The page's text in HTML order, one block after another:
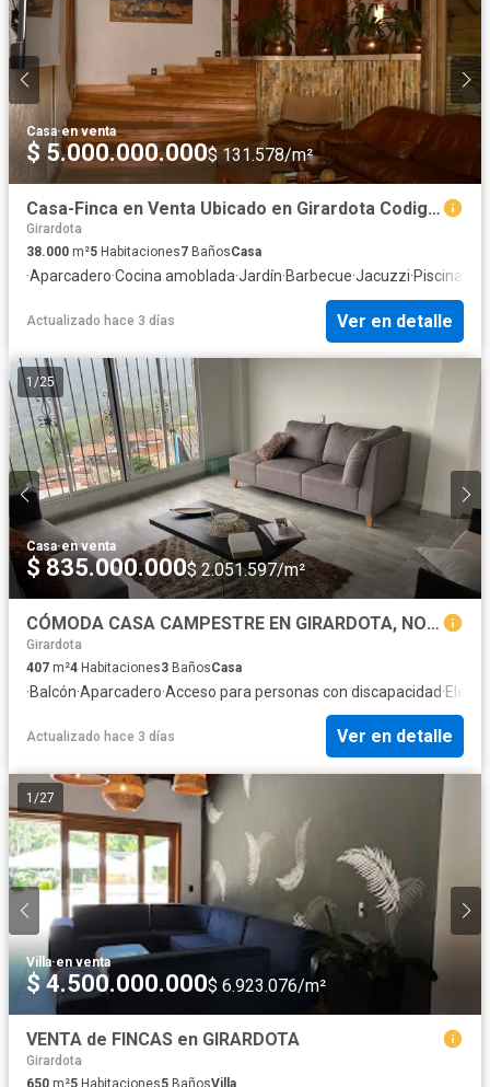
Casa·en venta
$ 5.000.000.000$ 131.578/m²
Casa-Finca en Venta Ubicado en Girardota Codigo 1807
Girardota
38.000 m²5 Habitaciones7 BañosCasa
·Aparcadero·Cocina amoblada·Jardín·Barbecue·Jacuzzi·Piscina
Actualizado hace 3 días Ver en detalle
1 /25
Casa·en venta
$ 835.000.000$ 2.051.597/m²
CÓMODA CASA CAMPESTRE EN GIRARDOTA, NO PAGA ADMINISTRACIÓN
Girardota
407 m²4 Habitaciones3 BañosCasa
·Balcón·Aparcadero·Acceso para personas con discapacidad·
Actualizado hace 3 días Ver en detalle
1 /27
Villa·en venta
$ 4.500.000.000$ 6.923.076/m²
VENTA de FINCAS en GIRARDOTA
Girardota
650 m²5 Habitaciones5 BañosVilla